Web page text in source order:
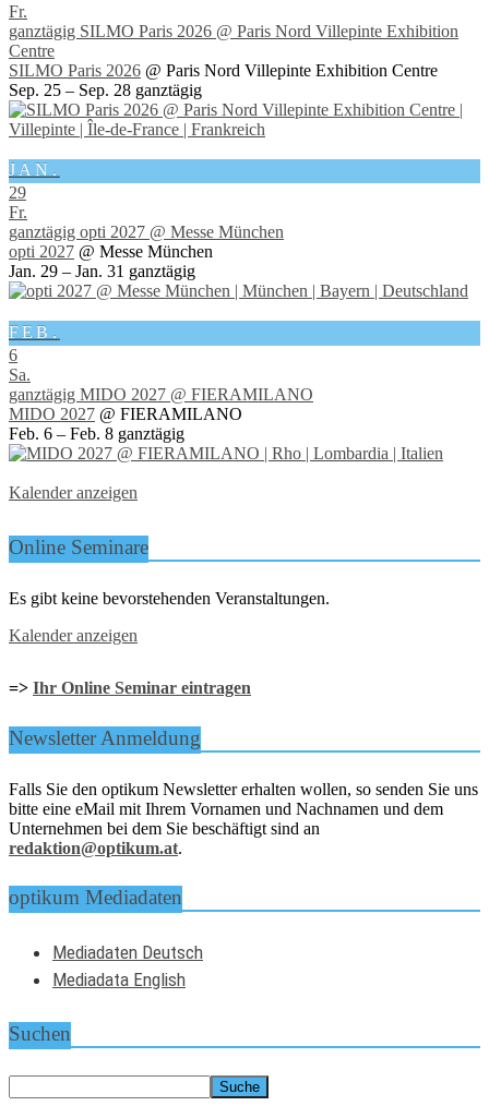
Fr.
ganztägig SILMO Paris 2026 @ Paris Nord Villepinte Exhibition
Centre
SILMO Paris 2026 @ Paris Nord Villepinte Exhibition Centre
Sep. 25 – Sep. 28 ganztägig
JAN.
29
Fr.
ganztägig opti 2027 @ Messe München
opti 2027 @ Messe München
Jan. 29 – Jan. 31 ganztägig
FEB.
6
Sa.
ganztägig MIDO 2027 @ FIERAMILANO
MIDO 2027 @ FIERAMILANO
Feb. 6 – Feb. 8 ganztägig
Kalender anzeigen
Online Seminare
Es gibt keine bevorstehenden Veranstaltungen.
Kalender anzeigen
=> Ihr Online Seminar eintragen
Newsletter Anmeldung
Falls Sie den optikum Newsletter erhalten wollen, so senden Sie uns
bitte eine eMail mit Ihrem Vornamen und Nachnamen und dem
Unternehmen bei dem Sie beschäftigt sind an
redaktion@optikum.at.
optikum Mediadaten
Mediadaten Deutsch
Mediadata English
Suchen